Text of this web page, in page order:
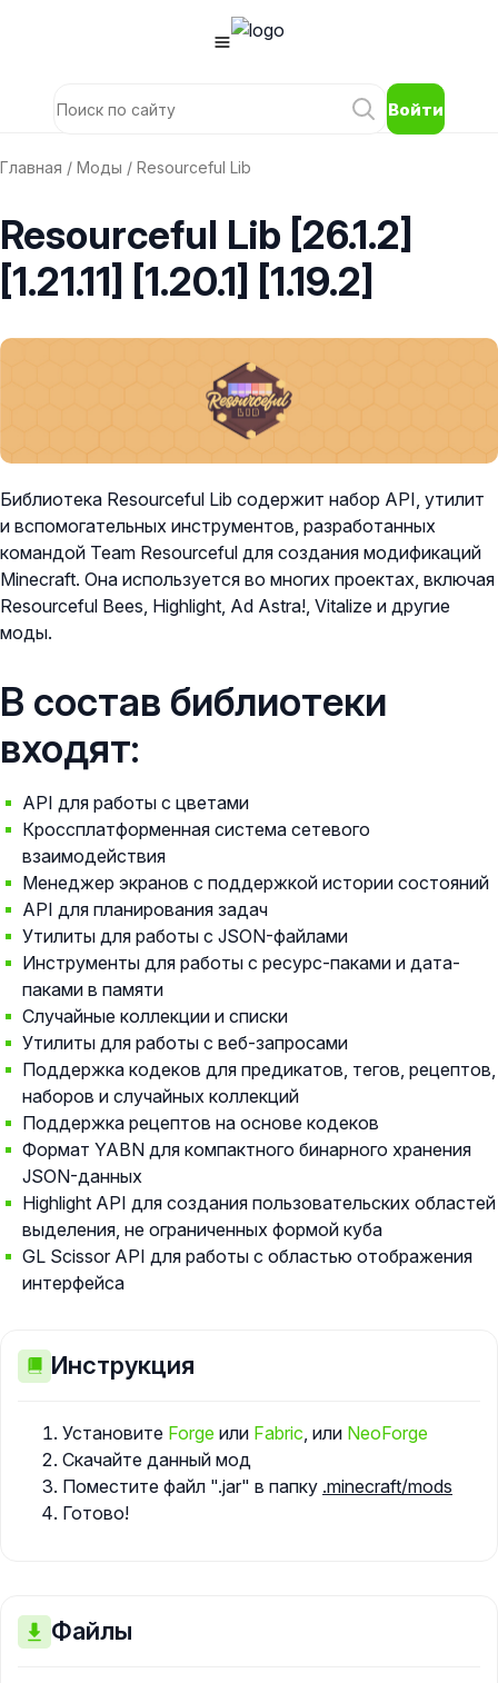
Войти
Главная / Моды / Resourceful Lib
Resourceful Lib [26.1.2]
[1.21.11] [1.20.1] [1.19.2]
Библиотека Resourceful Lib содержит набор API, утилит
и вспомогательных инструментов, разработанных
командой Team Resourceful для создания модификаций
Minecraft. Она используется во многих проектах, включая
Resourceful Bees, Highlight, Ad Astra!, Vitalize и другие
моды.
В состав библиотеки
входят:
API для работы с цветами
Кроссплатформенная система сетевого
взаимодействия
Менеджер экранов с поддержкой истории состояний
API для планирования задач
Утилиты для работы с JSON-файлами
Инструменты для работы с ресурс-паками и дата-
паками в памяти
Случайные коллекции и списки
Утилиты для работы с веб-запросами
Поддержка кодеков для предикатов, тегов, рецептов,
наборов и случайных коллекций
Поддержка рецептов на основе кодеков
Формат YABN для компактного бинарного хранения
JSON-данных
Highlight API для создания пользовательских областей
выделения, не ограниченных формой куба
GL Scissor API для работы с областью отображения
интерфейса
Инструкция
Установите Forge или Fabric, или NeoForge
Скачайте данный мод
Поместите файл ".jar" в папку .minecraft/mods
Готово!
Файлы